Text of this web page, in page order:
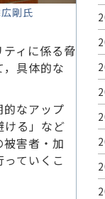
剛氏
ィに係る脅
具体的な
なアップ
ける」など
害者・加
ていくこ